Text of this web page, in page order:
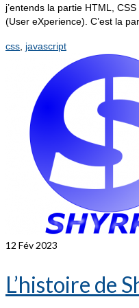
j’entends la partie HTML,
(User eXperience). C’est la
css javascript
12 Fév 2023
L’histoire de